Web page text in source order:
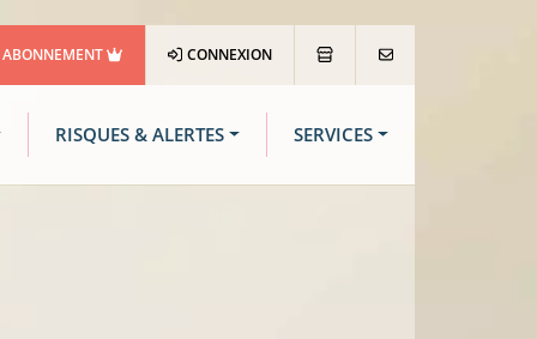
ABONNEMENT CONNEXION
RISQUES & ALERTES SERVICES